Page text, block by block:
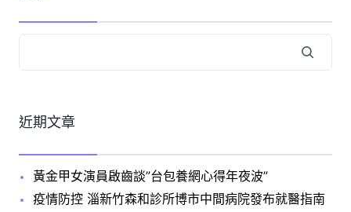
近期文章
黃金甲女演員啟齒談”台包養網心得年夜波”
疫情防控 淄新竹森和診所博市中間病院發布就醫指南